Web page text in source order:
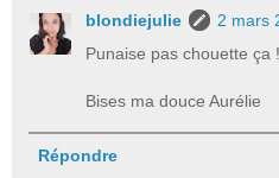
blondiejulie
2 mars
Punaise pas chouette ça !
Bises ma douce Aurélie
Répondre